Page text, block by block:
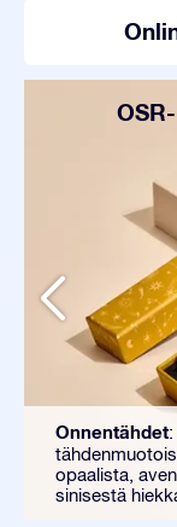
Onnentähdet
opaalista,
sinisestä